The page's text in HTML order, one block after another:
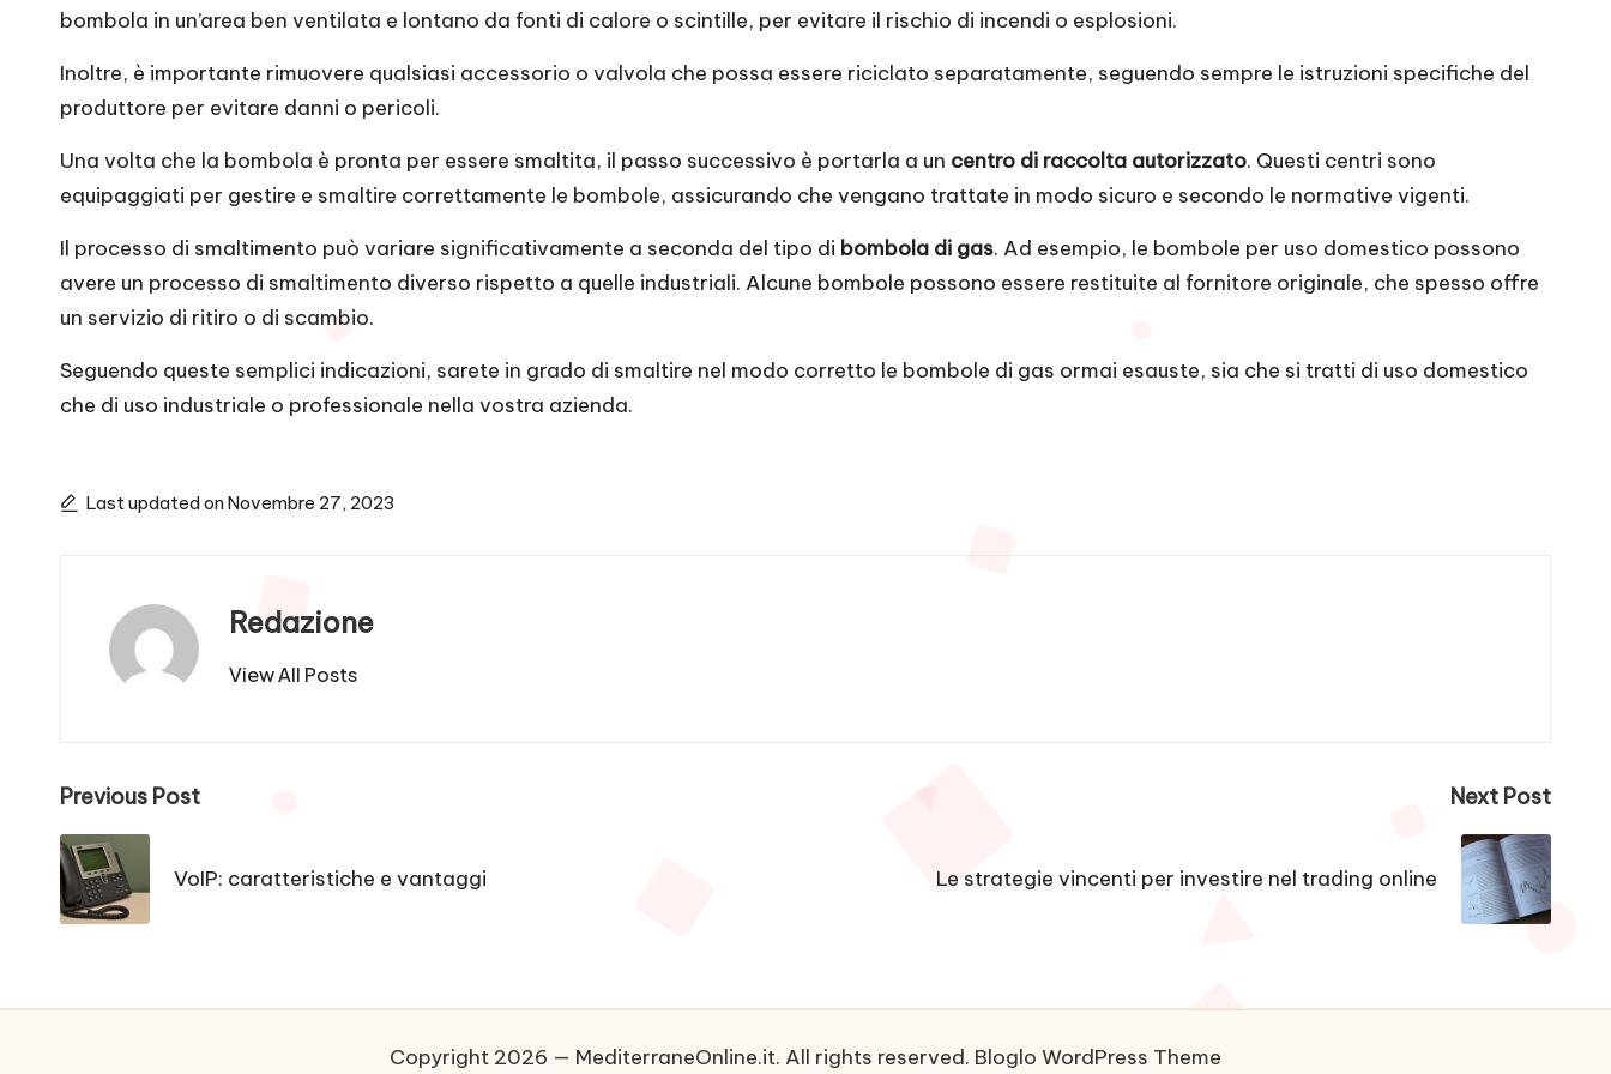
bombola in un’area ben ventilata e lontano da fonti di calore o scintille, per evitare il rischio di incendi o esplosioni.
Inoltre, è importante rimuovere qualsiasi accessorio o valvola che possa essere riciclato separatamente, seguendo sempre le istruzioni specifiche del
produttore per evitare danni o pericoli.
Una volta che la bombola è pronta per essere smaltita, il passo successivo è portarla a un centro di raccolta autorizzato. Questi centri sono
equipaggiati per gestire e smaltire correttamente le bombole, assicurando che vengano trattate in modo sicuro e secondo le normative vigenti.
Il processo di smaltimento può variare significativamente a seconda del tipo di bombola di gas. Ad esempio, le bombole per uso domestico possono
avere un processo di smaltimento diverso rispetto a quelle industriali. Alcune bombole possono essere restituite al fornitore originale, che spesso offre
un servizio di ritiro o di scambio.
Seguendo queste semplici indicazioni, sarete in grado di smaltire nel modo corretto le bombole di gas ormai esauste, sia che si tratti di uso domestico
che di uso industriale o professionale nella vostra azienda.
Last updated on Novembre 27, 2023
Redazione
View All Posts
Post
navigation
Previous Post
VoIP: caratteristiche e vantaggi
Next Post
Le strategie vincenti per investire nel trading online
Copyright 2026 — MediterraneOnline.it. All rights reserved. Bloglo WordPress Theme